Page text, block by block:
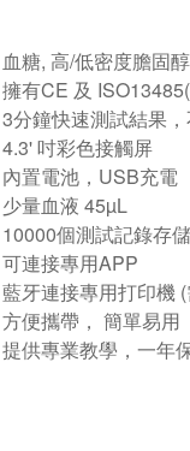
血糖, 高/低密度膽固
擁有CE 及
3分鐘快速測試結果
4.3' 吋彩色接觸屏
內置電池，USB充電
少量血液 45µL
10000個測試記錄存儲
可連接專用APP
藍牙連接專用打印機
方便攜帶， 簡單易用
提供專業教學，一年